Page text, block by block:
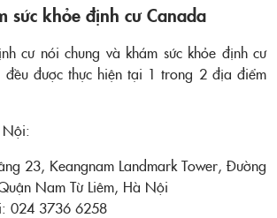
sức khỏe định cư Canada
cư nói chung và khám sức khỏe định cư
được thực hiện tại 1 trong 2 địa điểm
Nội:
23, Keangnam Landmark Tower, Đường
Nam Từ Liêm, Hà Nội
024 3736 6258